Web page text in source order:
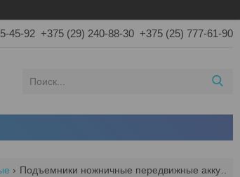
45-92 +375 (29) 240-88-30 +375 (25) 777-61-90